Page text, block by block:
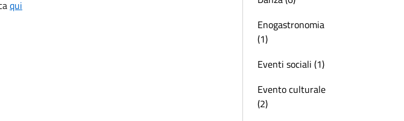
qui
Enogastronomia
(1)
Eventi sociali (1)
Evento culturale
(2)